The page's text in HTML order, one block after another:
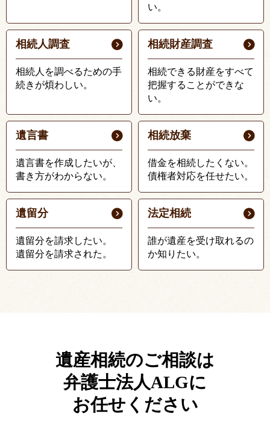
い。
相続人調査
相続人を調べるための手
続きが煩わしい。
相続財産調査
相続できる財産をすべて
把握することができな
い。
遺言書
遺言書を作成したいが、
書き方がわからない。
相続放棄
借金を相続したくない。
債権者対応を任せたい。
遺留分
遺留分を請求したい。
遺留分を請求された。
法定相続
誰が遺産を受け取れるの
か知りたい。
遺産相続のご相談は
弁護士法人ALGに
お任せください